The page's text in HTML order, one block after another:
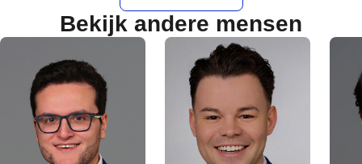
Bekijk andere mensen